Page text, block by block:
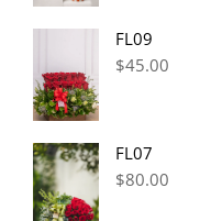
FL09
$45.00
FL07
$80.00